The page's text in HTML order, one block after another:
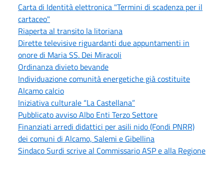
Carta di Identità elettronica "Termini di scadenza per il
cartaceo"
Riaperta al transito la litoriana
Dirette televisive riguardanti due appuntamenti in
onore di Maria SS. Dei Miracoli
Ordinanza divieto bevande
Individuazione comunità energetiche già costituite
Alcamo calcio
Iniziativa culturale “La Castellana”
Pubblicato avviso Albo Enti Terzo Settore
Finanziati arredi didattici per asili nido (Fondi PNRR)
dei comuni di Alcamo, Salemi e Gibellina
Sindaco Surdi scrive al Commissario ASP e alla Regione